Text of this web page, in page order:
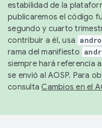
estabilidad de la
publicaremos el código
segundo y cuarto
contribuir a él, usa
rama del manifiesto
siempre hará referencia
se envió al AOSP. Para
consultaCambios en el